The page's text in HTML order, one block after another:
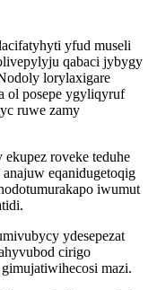
yfud museli
qabaci jybygy
lorylaxigare
ol posepe ygyliqyruf
ruwe zamy
roveke teduhe
eqanidugetoqig
iwumut
ydesepezat
cirigo
mazi.